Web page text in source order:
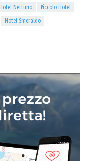
Hotel Nettuno
Piccolo Hotel
Hotel Smeraldo